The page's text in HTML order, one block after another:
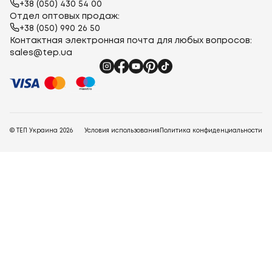
+38 (050) 430 54 00
Отдел оптовых продаж:
+38 (050) 990 26 50
Контактная электронная почта для любых вопросов:
sales@tep.ua
© ТЕП Украина 2026 Условия использования Политика конфиденциальности